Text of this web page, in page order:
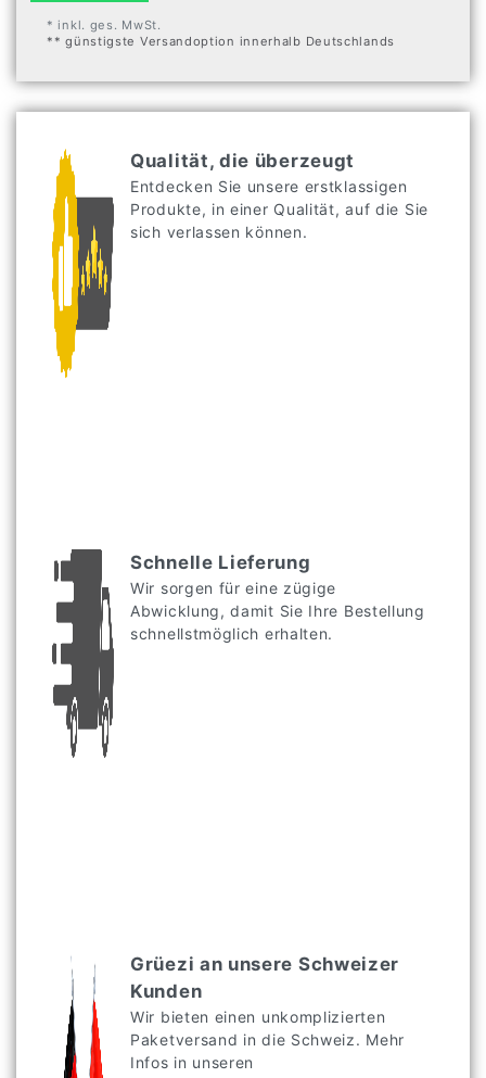
* inkl. ges. MwSt.
** günstigste Versandoption innerhalb Deutschlands
Qualität, die überzeugt
Entdecken Sie unsere erstklassigen
Produkte, in einer Qualität, auf die Sie
sich verlassen können.
Schnelle Lieferung
Wir sorgen für eine zügige
Abwicklung, damit Sie Ihre Bestellung
schnellstmöglich erhalten.
Grüezi an unsere Schweizer
Kunden
Wir bieten einen unkomplizierten
Paketversand in die Schweiz. Mehr
Infos in unseren